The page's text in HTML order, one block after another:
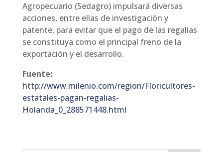
Agropecuario (Sedagro) impulsará diversas
acciones, entre ellas de investigación y
patente, para evitar que el pago de las regalías
se constituya como el principal freno de la
exportación y el desarrollo.
Fuente:
http://www.milenio.com/region/Floricultores-
estatales-pagan-regalias-
Holanda_0_288571448.html